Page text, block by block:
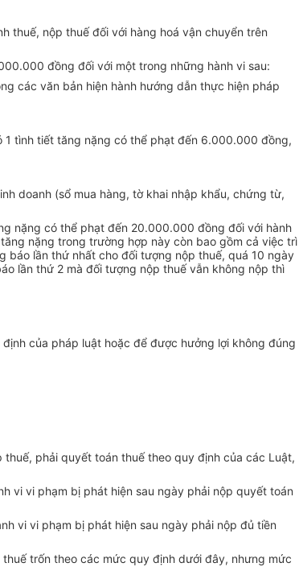
thuế, nộp thuế đối với hàng hoá vận chuyển trên
đồng đối với một trong những hành vi sau:
các văn bản hiện hành hướng dẫn thực hiện pháp
tình tiết tăng nặng có thể phạt đến 6.000.000 đồng,
doanh (sổ mua hàng, tờ khai nhập khẩu, chứng từ,
nặng có thể phạt đến 20.000.000 đồng đối với hành
nặng trong trường hợp này còn bao gồm cả việc trì
báo lần thứ nhất cho đối tượng nộp thuế, quá 10 ngày
lần thứ 2 mà đối tượng nộp thuế vẫn không nộp thì
của pháp luật hoặc để được hưởng lợi không đúng
phải quyết toán thuế theo quy định của các Luật,
vi vi phạm bị phát hiện sau ngày phải nộp quyết toán
vi vi phạm bị phát hiện sau ngày phải nộp đủ tiền
trốn theo các mức quy định dưới đây, nhưng mức